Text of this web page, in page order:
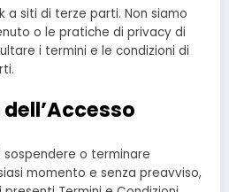
a siti di terze parti. Non siamo
o le pratiche di privacy di
i termini e le condizioni di
o terminare
momento e senza preavviso,